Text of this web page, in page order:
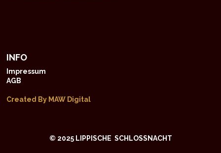
INFO
Impressum
AGB
Created By MAW Digital
© 2025 LIPPISCHE SCHLOSSNACHT